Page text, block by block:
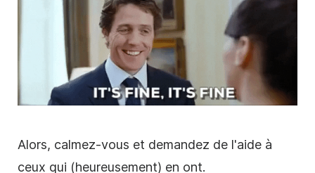
Alors, calmez-vous et demandez de l'aide à
ceux qui (heureusement) en ont.